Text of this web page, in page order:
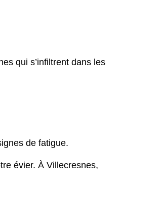
qui s’infiltrent dans les
de fatigue.
évier. À Villecresnes,